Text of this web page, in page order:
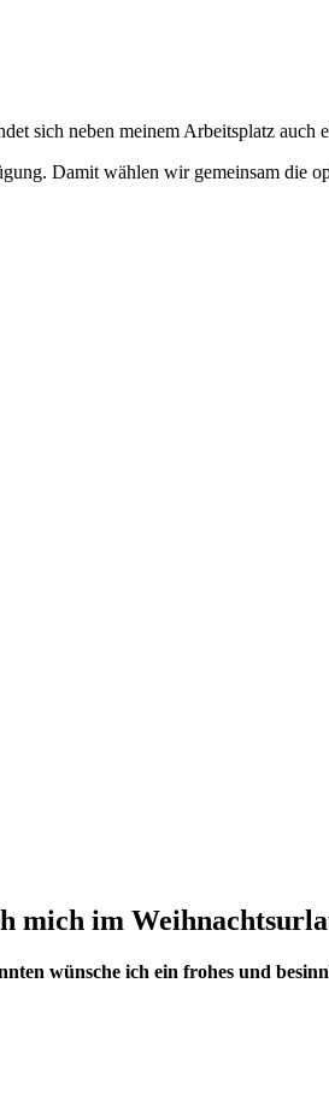
sich neben meinem Arbeitsplatz
Damit wählen wir gemeinsam die
mich im
wünsche ich ein frohes und